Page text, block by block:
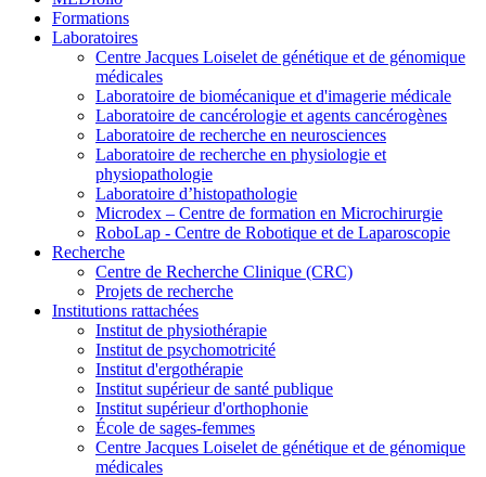
Formations
Laboratoires
Centre Jacques Loiselet de génétique et de génomique
médicales
Laboratoire de biomécanique et d'imagerie médicale
Laboratoire de cancérologie et agents cancérogènes
Laboratoire de recherche en neurosciences
Laboratoire de recherche en physiologie et
physiopathologie
Laboratoire d’histopathologie
Microdex – Centre de formation en Microchirurgie
RoboLap - Centre de Robotique et de Laparoscopie
Recherche
Centre de Recherche Clinique (CRC)
Projets de recherche
Institutions rattachées
Institut de physiothérapie
Institut de psychomotricité
Institut d'ergothérapie
Institut supérieur de santé publique
Institut supérieur d'orthophonie
École de sages-femmes
Centre Jacques Loiselet de génétique et de génomique
médicales